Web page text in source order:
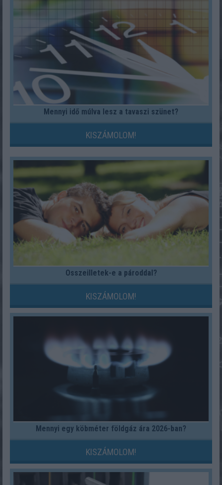
Mennyi idő múlva lesz a tavaszi szünet?
KISZÁMOLOM!
Összeilletek-e a pároddal?
KISZÁMOLOM!
Mennyi egy köbméter földgáz ára 2026-ban?
KISZÁMOLOM!